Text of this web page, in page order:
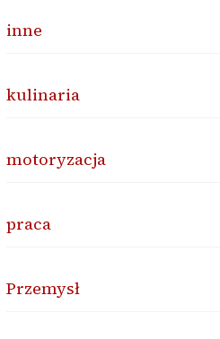
inne
kulinaria
motoryzacja
praca
Przemysł